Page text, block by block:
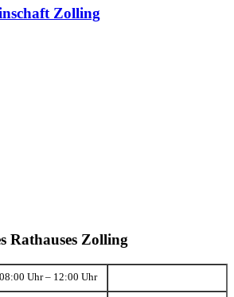
Zolling
Rathauses Zolling
08:00 Uhr – 12:00 Uhr